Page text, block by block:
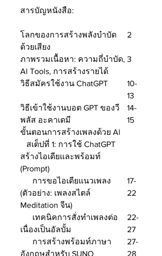
สารบัญหนังสือ:
โลกของการสร้างพลังบำบัด
ด้วยเสียง
2
ภาพรวมเนื้อหา: ความถี่บำบัด,
Al Tools, การสร้างรายได้
3
วิธีสมัครใช้งาน ChatGPT
10-
13
วิธีเข้าใช้งานบอต GPT ของวี
พลัส อะคาเดมี
14-
15
ขั้นตอนการสร้างเพลงด้วย Al
สเต็ปที่ 1: การใช้ ChatGPT
สร้างไอเดียและพร้อมท์
(Prompt)
การขอไอเดียแนวเพลง
(ตัวอย่าง: เพลงสไตล์
Meditation จีน)
17-
22
เทคนิคการสั่งทำเพลงต่อ
เนื่องเป็นอัลบั้ม
22-
27
การสร้างพร้อมท์ภาษา
อังกฤษสำหรับ SUNO
27-
28